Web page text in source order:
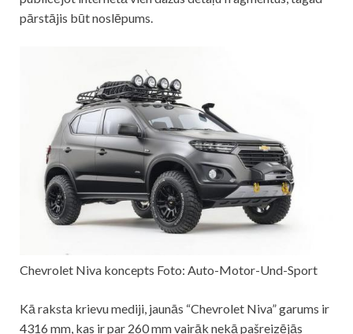
pārstājis būt noslēpums.
Chevrolet Niva koncepts Foto: Auto-Motor-Und-Sport
Kā raksta krievu mediji, jaunās “Chevrolet Niva” garums ir
4316 mm, kas ir par 260 mm vairāk nekā pašreizējās